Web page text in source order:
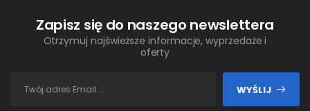
Zapisz się do naszego newslettera
Otrzymuj najświeższe informacje, wyprzedaże i
oferty
WYŚLIJ